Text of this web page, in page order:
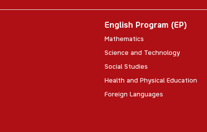
English Program (EP)
Mathematics
Science and Technology
Social Studies
Health and Physical Education
Foreign Languages